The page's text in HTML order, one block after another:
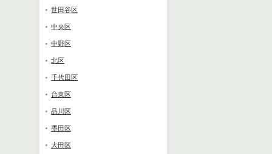
世田谷区
中央区
中野区
北区
千代田区
台東区
品川区
墨田区
大田区